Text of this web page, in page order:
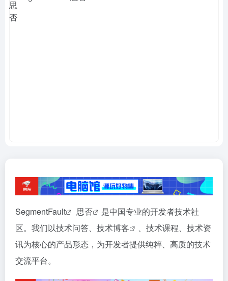
SegmentFault 思否
是中国专业的开发者技术社
区。我们以技术问答、 技术博客
、技术课程、技术资
讯为核心的产品形态，为开发者提供纯粹、高质的技术
交流平台。